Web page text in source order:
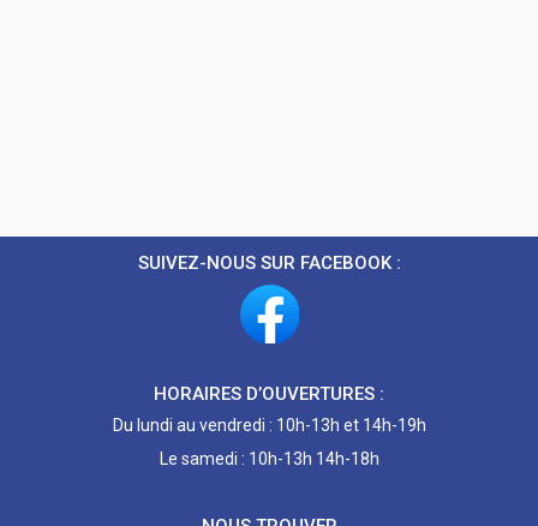
SUIVEZ-NOUS SUR FACEBOOK :
HORAIRES D’OUVERTURES :
Du lundi au vendredi : 10h-13h et 14h-19h
Le samedi : 10h-13h 14h-18h